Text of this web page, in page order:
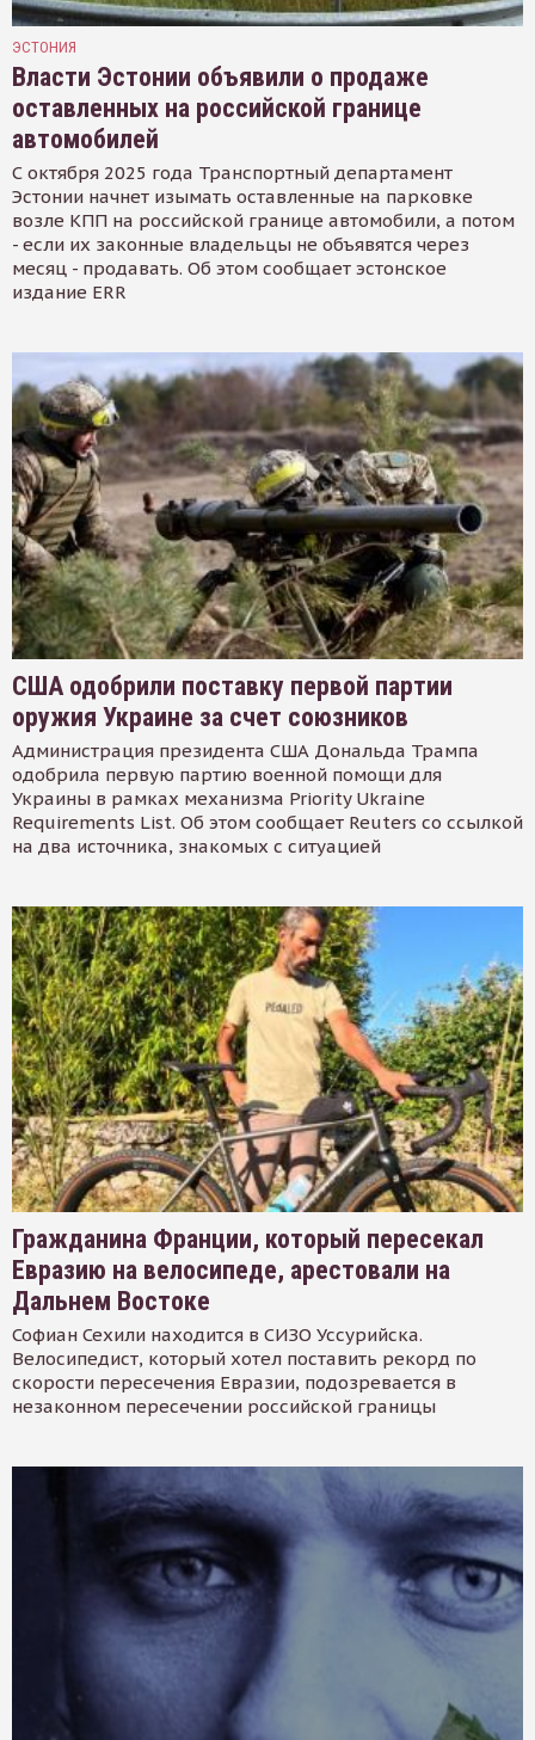
ЭСТОНИЯ
Власти Эстонии объявили о продаже
оставленных на российской границе
автомобилей
С октября 2025 года Транспортный департамент
Эстонии начнет изымать оставленные на парковке
возле КПП на российской границе автомобили, а потом
- если их законные владельцы не объявятся через
месяц - продавать. Об этом сообщает эстонское
издание ERR
США одобрили поставку первой партии
оружия Украине за счет союзников
Администрация президента США Дональда Трампа
одобрила первую партию военной помощи для
Украины в рамках механизма Priority Ukraine
Requirements List. Об этом сообщает Reuters со ссылкой
на два источника, знакомых с ситуацией
Гражданина Франции, который пересекал
Евразию на велосипеде, арестовали на
Дальнем Востоке
Софиан Сехили находится в СИЗО Уссурийска.
Велосипедист, который хотел поставить рекорд по
скорости пересечения Евразии, подозревается в
незаконном пересечении российской границы